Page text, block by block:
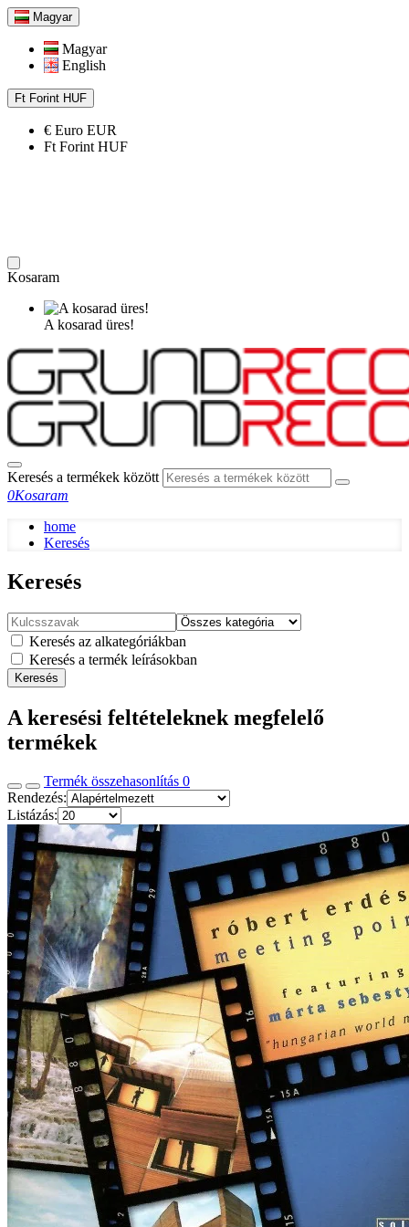
Magyar
Magyar
English
Ft Forint HUF
€ Euro EUR
Ft Forint HUF
Kosaram
A kosarad üres!
Keresés a termékek között
0Kosaram
home
Keresés
Keresés
Keresés az alkategóriákban
Keresés a termék leírásokban
Keresés
A keresési feltételeknek megfelelő
termékek
Termék összehasonlítás 0
Rendezés:
Listázás: